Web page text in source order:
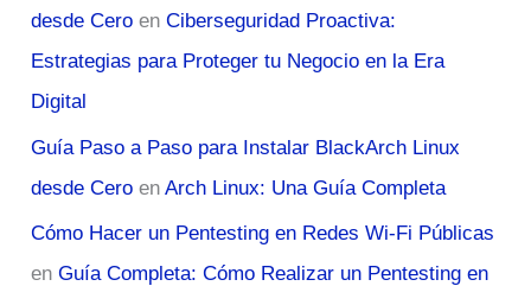
desde Cero enCiberseguridad Proactiva:
Estrategias para Proteger tu Negocio en la Era
Digital
Guía Paso a Paso para Instalar BlackArch Linux
desde Cero enArch Linux: Una Guía Completa
Cómo Hacer un Pentesting en Redes Wi-Fi Públicas
enGuía Completa: Cómo Realizar un Pentesting en